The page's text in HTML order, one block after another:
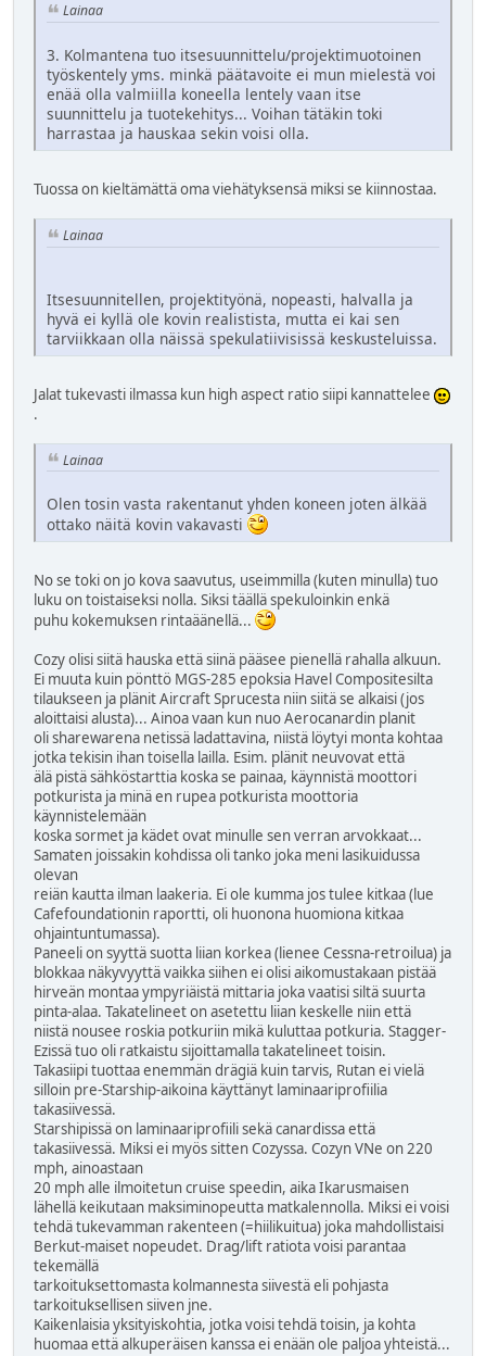
Lainaa
3. Kolmantena tuo itsesuunnittelu/projektimuotoinen
työskentely yms. minkä päätavoite ei mun mielestä voi
enää olla valmiilla koneella lentely vaan itse
suunnittelu ja tuotekehitys... Voihan tätäkin toki
harrastaa ja hauskaa sekin voisi olla.
Tuossa on kieltämättä oma viehätyksensä miksi se kiinnostaa.
Lainaa
Itsesuunnitellen, projektityönä, nopeasti, halvalla ja
hyvä ei kyllä ole kovin realistista, mutta ei kai sen
tarviikkaan olla näissä spekulatiivisissä keskusteluissa.
Jalat tukevasti ilmassa kun high aspect ratio siipi kannattelee
.
Lainaa
Olen tosin vasta rakentanut yhden koneen joten älkää
ottako näitä kovin vakavasti
No se toki on jo kova saavutus, useimmilla (kuten minulla) tuo
luku on toistaiseksi nolla. Siksi täällä spekuloinkin enkä
puhu kokemuksen rintaäänellä...
Cozy olisi siitä hauska että siinä pääsee pienellä rahalla alkuun.
Ei muuta kuin pönttö MGS-285 epoksia Havel Compositesilta
tilaukseen ja plänit Aircraft Sprucesta niin siitä se alkaisi (jos
aloittaisi alusta)... Ainoa vaan kun nuo Aerocanardin planit
oli sharewarena netissä ladattavina, niistä löytyi monta kohtaa
jotka tekisin ihan toisella lailla. Esim. plänit neuvovat että
älä pistä sähköstarttia koska se painaa, käynnistä moottori
potkurista ja minä en rupea potkurista moottoria
käynnistelemään
koska sormet ja kädet ovat minulle sen verran arvokkaat...
Samaten joissakin kohdissa oli tanko joka meni lasikuidussa
olevan
reiän kautta ilman laakeria. Ei ole kumma jos tulee kitkaa (lue
Cafefoundationin raportti, oli huonona huomiona kitkaa
ohjaintuntumassa).
Paneeli on syyttä suotta liian korkea (lienee Cessna-retroilua) ja
blokkaa näkyvyyttä vaikka siihen ei olisi aikomustakaan pistää
hirveän montaa ympyriäistä mittaria joka vaatisi siltä suurta
pinta-alaa. Takatelineet on asetettu liian keskelle niin että
niistä nousee roskia potkuriin mikä kuluttaa potkuria. Stagger-
Ezissä tuo oli ratkaistu sijoittamalla takatelineet toisin.
Takasiipi tuottaa enemmän drägiä kuin tarvis, Rutan ei vielä
silloin pre-Starship-aikoina käyttänyt laminaariprofiilia
takasiivessä.
Starshipissä on laminaariprofiili sekä canardissa että
takasiivessä. Miksi ei myös sitten Cozyssa. Cozyn VNe on 220
mph, ainoastaan
20 mph alle ilmoitetun cruise speedin, aika Ikarusmaisen
lähellä keikutaan maksiminopeutta matkalennolla. Miksi ei voisi
tehdä tukevamman rakenteen (=hiilikuitua) joka mahdollistaisi
Berkut-maiset nopeudet. Drag/lift ratiota voisi parantaa
tekemällä
tarkoituksettomasta kolmannesta siivestä eli pohjasta
tarkoituksellisen siiven jne.
Kaikenlaisia yksityiskohtia, jotka voisi tehdä toisin, ja kohta
huomaa että alkuperäisen kanssa ei enään ole paljoa yhteistä...